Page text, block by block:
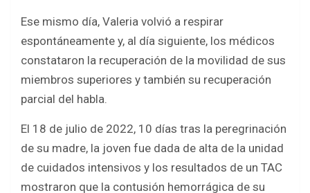
Ese mismo día, Valeria volvió a respirar
espontáneamente y, al día siguiente, los médicos
constataron la recuperación de la movilidad de sus
miembros superiores y también su recuperación
parcial del habla.
El 18 de julio de 2022, 10 días tras la peregrinación
de su madre, la joven fue dada de alta de la unidad
de cuidados intensivos y los resultados de un TAC
mostraron que la contusión hemorrágica de su